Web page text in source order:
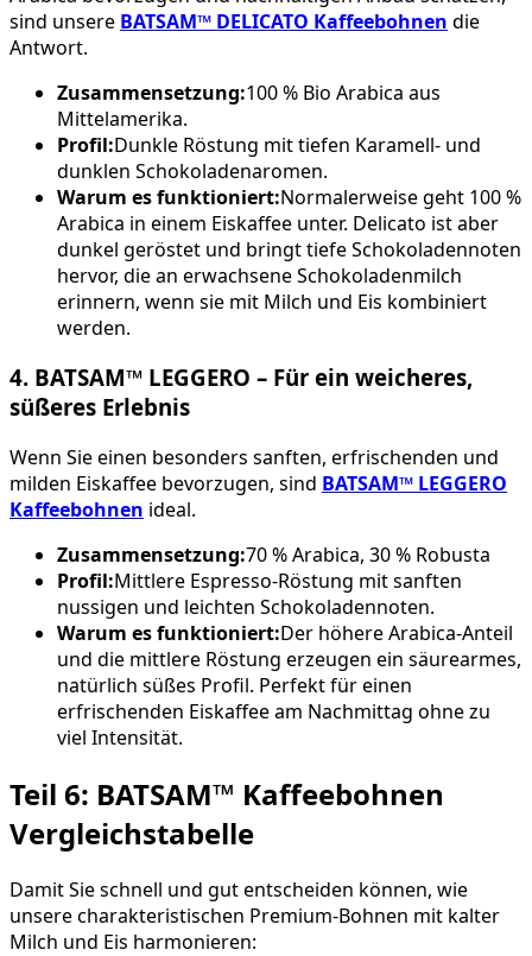
sind unsere BATSAM™ DELICATO Kaffeebohnen die
Antwort.
Zusammensetzung:100 % Bio Arabica aus
Mittelamerika.
Profil:Dunkle Röstung mit tiefen Karamell- und
dunklen Schokoladenaromen.
Warum es funktioniert:Normalerweise geht 100 %
Arabica in einem Eiskaffee unter. Delicato ist aber
dunkel geröstet und bringt tiefe Schokoladennoten
hervor, die an erwachsene Schokoladenmilch
erinnern, wenn sie mit Milch und Eis kombiniert
werden.
4. BATSAM™ LEGGERO – Für ein weicheres,
süßeres Erlebnis
Wenn Sie einen besonders sanften, erfrischenden und
milden Eiskaffee bevorzugen, sind BATSAM™ LEGGERO
Kaffeebohnen ideal.
Zusammensetzung:70 % Arabica, 30 % Robusta
Profil:Mittlere Espresso-Röstung mit sanften
nussigen und leichten Schokoladennoten.
Warum es funktioniert:Der höhere Arabica-Anteil
und die mittlere Röstung erzeugen ein säurearmes,
natürlich süßes Profil. Perfekt für einen
erfrischenden Eiskaffee am Nachmittag ohne zu
viel Intensität.
Teil 6: BATSAM™ Kaffeebohnen
Vergleichstabelle
Damit Sie schnell und gut entscheiden können, wie
unsere charakteristischen Premium-Bohnen mit kalter
Milch und Eis harmonieren: